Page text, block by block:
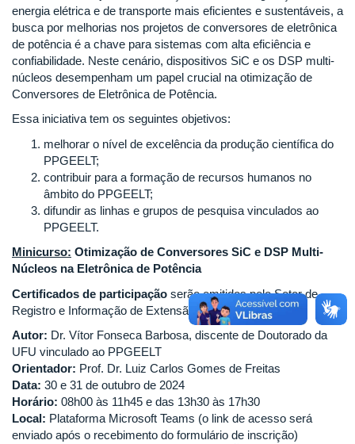
energia elétrica e de transporte mais eficientes e sustentáveis, a
busca por melhorias nos projetos de conversores de eletrônica
de potência é a chave para sistemas com alta eficiência e
confiabilidade. Neste cenário, dispositivos SiC e os DSP multi-
núcleos desempenham um papel crucial na otimização de
Conversores de Eletrônica de Potência.
Essa iniciativa tem os seguintes objetivos:
melhorar o nível de excelência da produção científica do
PPGEELT;
contribuir para a formação de recursos humanos no
âmbito do PPGEELT;
difundir as linhas e grupos de pesquisa vinculados ao
PPGEELT.
Minicurso: Otimização de Conversores SiC e DSP Multi-
Núcleos na Eletrônica de Potência
Certificados de participação serão emitidos pelo Setor de
Registro e Informação de Extensão - SIEX-UFU
Autor: Dr. Vítor Fonseca Barbosa, discente de Doutorado da
UFU vinculado ao PPGEELT
Orientador: Prof. Dr. Luiz Carlos Gomes de Freitas
Data: 30 e 31 de outubro de 2024
Horário: 08h00 às 11h45 e das 13h30 às 17h30
Local: Plataforma Microsoft Teams (o link de acesso será
enviado após o recebimento do formulário de inscrição)